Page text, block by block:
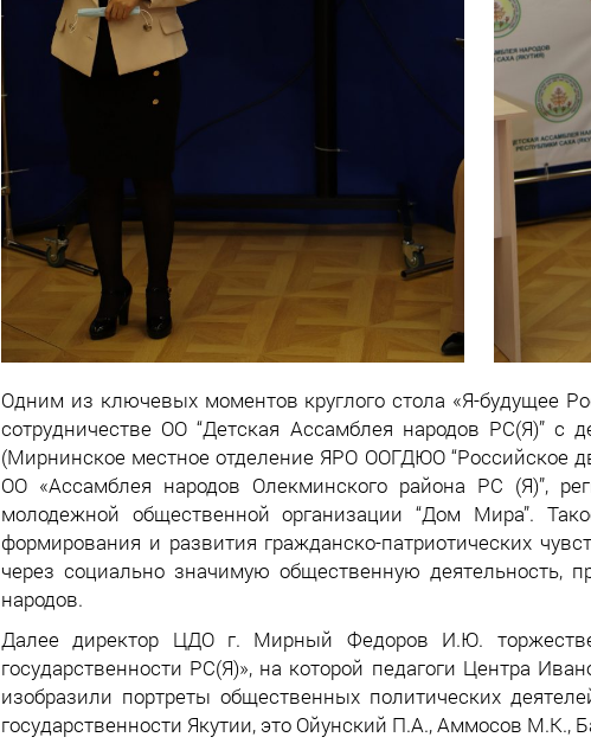
Одним из ключевых моментов круглого стола «Я-будущее
сотрудничестве ОО “Детская Ассамблея народов РС(Я)” с
(Мирнинское местное отделение ЯРО ООГДЮО “Российское
ОО «Ассамблея народов Олекминского района РС (Я)”,
молодежной общественной организации “Дом Мира”.
формирования и развития гражданско-патриотических
через социально значимую общественную деятельность,
народов.
Далее директор ЦДО г. Мирный Федоров И.Ю.
государственности РС(Я)», на которой педагоги Центра
изобразили портреты общественных политических
государственности Якутии, это Ойунский П.А., Аммосов М.К.,